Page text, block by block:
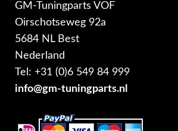
GM-Tuningparts VOF
Oirschotseweg 92a
5684 NL Best
Nederland
Tel: +31 (0)6 549 84 999
info@gm-tuningparts.nl